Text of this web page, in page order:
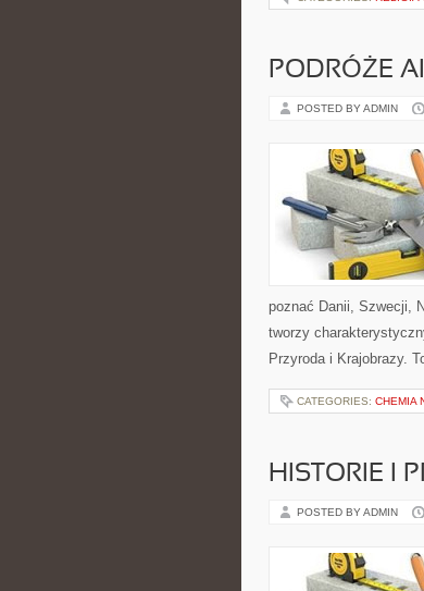
PODRÓŻE
POSTED BY ADMIN
poznać Danii, Szwecji,
tworzy
Przyroda i Krajobrazy.
CATEGORIES: CHEMIA
HISTORIE I
POSTED BY ADMIN